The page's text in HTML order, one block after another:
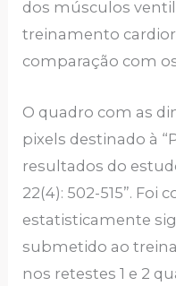
dos músculos
treinamento
comparação com
O quadro com as
pixels destinado à
resultados do
22(4): 502-515”. Foi
estatisticamente
submetido ao
nos retestes 1 e 2